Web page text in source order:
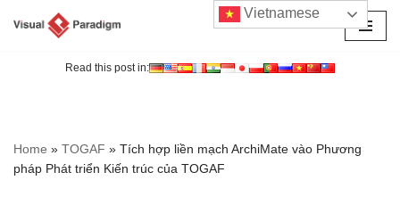
Read this post in:
Home » TOGAF » Tích hợp liền mạch ArchiMate vào Phương
pháp Phát triển Kiến trúc của TOGAF
Vietnamese